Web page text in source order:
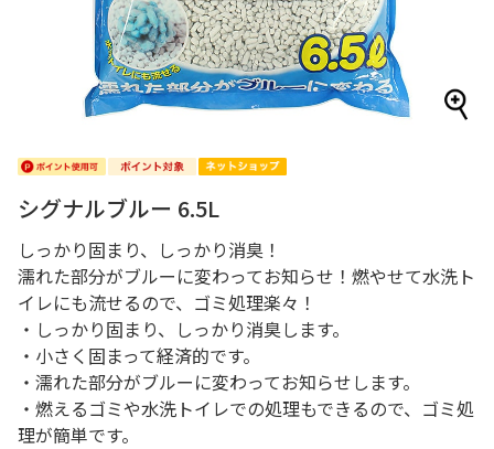
シグナルブルー 6.5L
しっかり固まり、しっかり消臭！
濡れた部分がブルーに変わってお知らせ！燃やせて水洗ト
イレにも流せるので、ゴミ処理楽々！
・しっかり固まり、しっかり消臭します。
・小さく固まって経済的です。
・濡れた部分がブルーに変わってお知らせします。
・燃えるゴミや水洗トイレでの処理もできるので、ゴミ処
理が簡単です。